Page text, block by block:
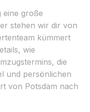
eine große
stehen wir dir von
kümmert
wie
die
und persönlichen
von Potsdam nach